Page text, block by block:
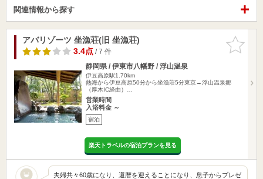
関連情報から探す
お気に入
りに追加
アバリゾーツ 坐漁荘(旧 坐漁荘)
3.4点/ 7 件
静岡県 / 伊東市八幡野 / 浮山温泉
伊豆高原駅1.70km
熱海から伊豆高原50分から坐漁荘5分東京→浮山温泉郷
（厚木IC経由）…
営業時間
入浴料金 ～
宿泊
楽天トラベルの宿泊プランを見る
夫婦共々60歳になり、還暦を迎えることになり、息子からプレゼ